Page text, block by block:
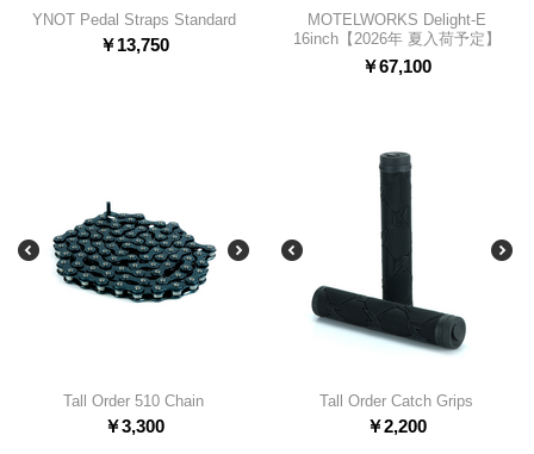
YNOT Pedal Straps Standard
￥13,750
MOTELWORKS Delight-E
16inch【2026年 夏入荷予定】
￥67,100
Tall Order 510 Chain
￥3,300
Tall Order Catch Grips
￥2,200